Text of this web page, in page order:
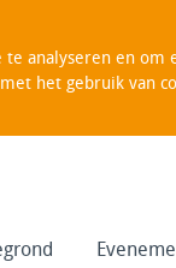
analyseren en
het gebruik van